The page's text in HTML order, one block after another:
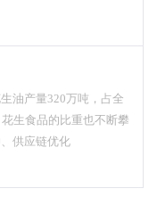
油产量320万吨，占全
生食品的比重也不断攀
供应链优化